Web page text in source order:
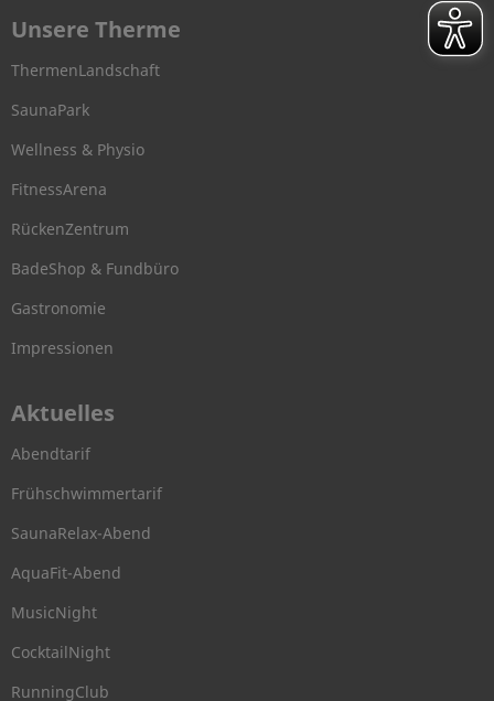
Unsere Therme
ThermenLandschaft
SaunaPark
Wellness & Physio
FitnessArena
RückenZentrum
BadeShop & Fundbüro
Gastronomie
Impressionen
Aktuelles
Abendtarif
Frühschwimmertarif
SaunaRelax-Abend
AquaFit-Abend
MusicNight
CocktailNight
RunningClub